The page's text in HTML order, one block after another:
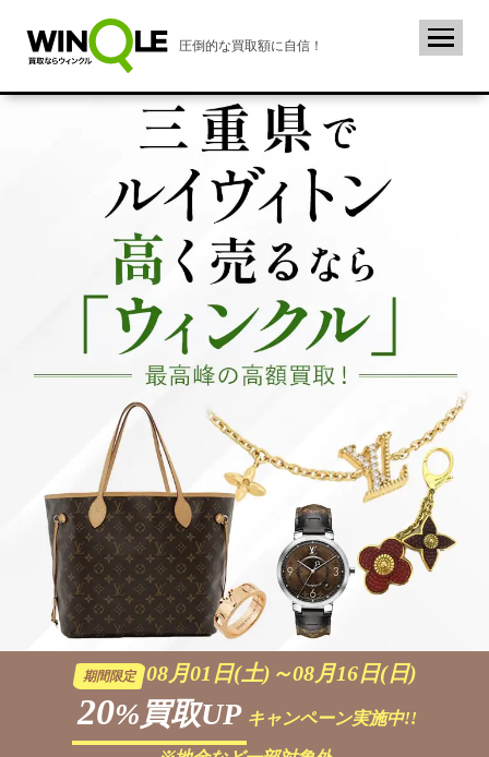
圧倒的な買取額に自信！
期間限定 08月01日(土)～08月16日(日)
20%買取UP キャンペーン実施中!!